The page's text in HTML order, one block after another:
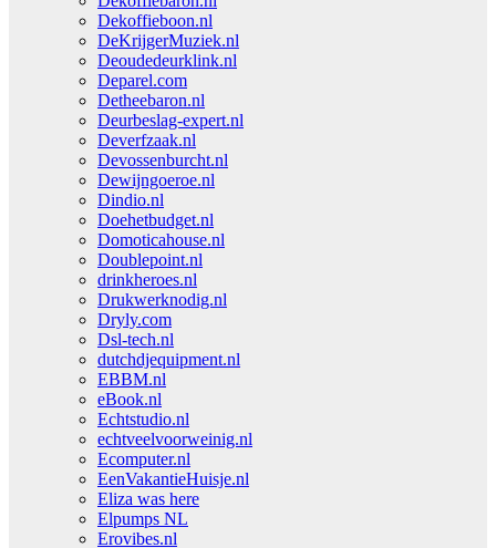
Dekoffieboon.nl
DeKrijgerMuziek.nl
Deoudedeurklink.nl
Deparel.com
Detheebaron.nl
Deurbeslag-expert.nl
Deverfzaak.nl
Devossenburcht.nl
Dewijngoeroe.nl
Dindio.nl
Doehetbudget.nl
Domoticahouse.nl
Doublepoint.nl
drinkheroes.nl
Drukwerknodig.nl
Dryly.com
Dsl-tech.nl
dutchdjequipment.nl
EBBM.nl
eBook.nl
Echtstudio.nl
echtveelvoorweinig.nl
Ecomputer.nl
EenVakantieHuisje.nl
Eliza was here
Elpumps NL
Erovibes.nl